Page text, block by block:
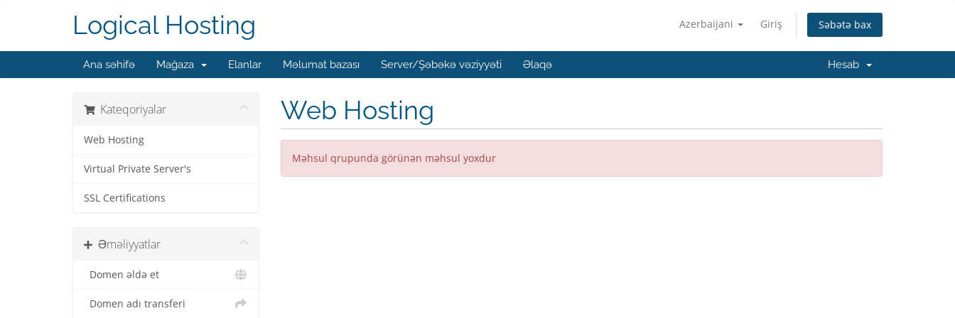
Azerbaijani Giriş Səbətə bax
Logical Hosting
Ana səhifə Mağaza Elanlar Məlumat bazası Server/Şəbəkə vəziyyəti Əlaqə Hesab
Kateqoriyalar
Web Hosting
Virtual Private Server's
SSL Certifications
Əməliyyatlar
Domen əldə et
Domen adı transferi
Web Hosting
Məhsul qrupunda görünən məhsul yoxdur